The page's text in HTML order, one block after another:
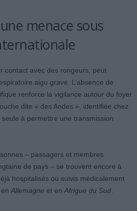
menace sous
contact avec des rongeurs, peut
aigu grave. L’absence de
renforce la vigilance autour du foyer
dite « des Andes », identifiée chez
à permettre une transmission
– passagers et membres
de pays – se trouvent encore à
hospitalisés ou suivis médicalement
Allemagne et en Afrigue du Sud.